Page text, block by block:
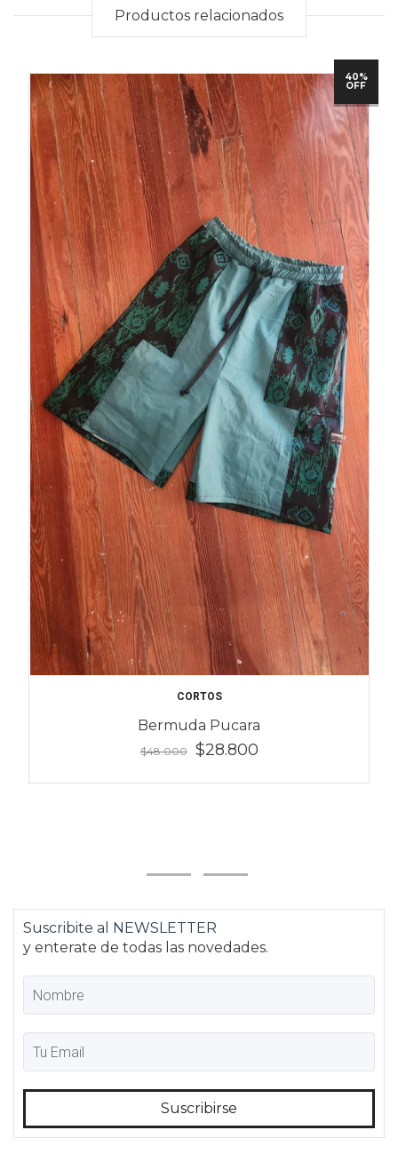
Productos relacionados
40%
OFF
CORTOS
Bermuda Pucara
$48.000 $28.800
Suscribite al NEWSLETTER
y enterate de todas las novedades.